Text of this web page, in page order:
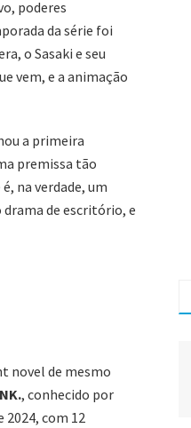
poderes
da série foi
o Sasaki e seu
vem, e a animação
a primeira
premissa tão
na verdade, um
de escritório, e
novel de mesmo
, conhecido por
com 12